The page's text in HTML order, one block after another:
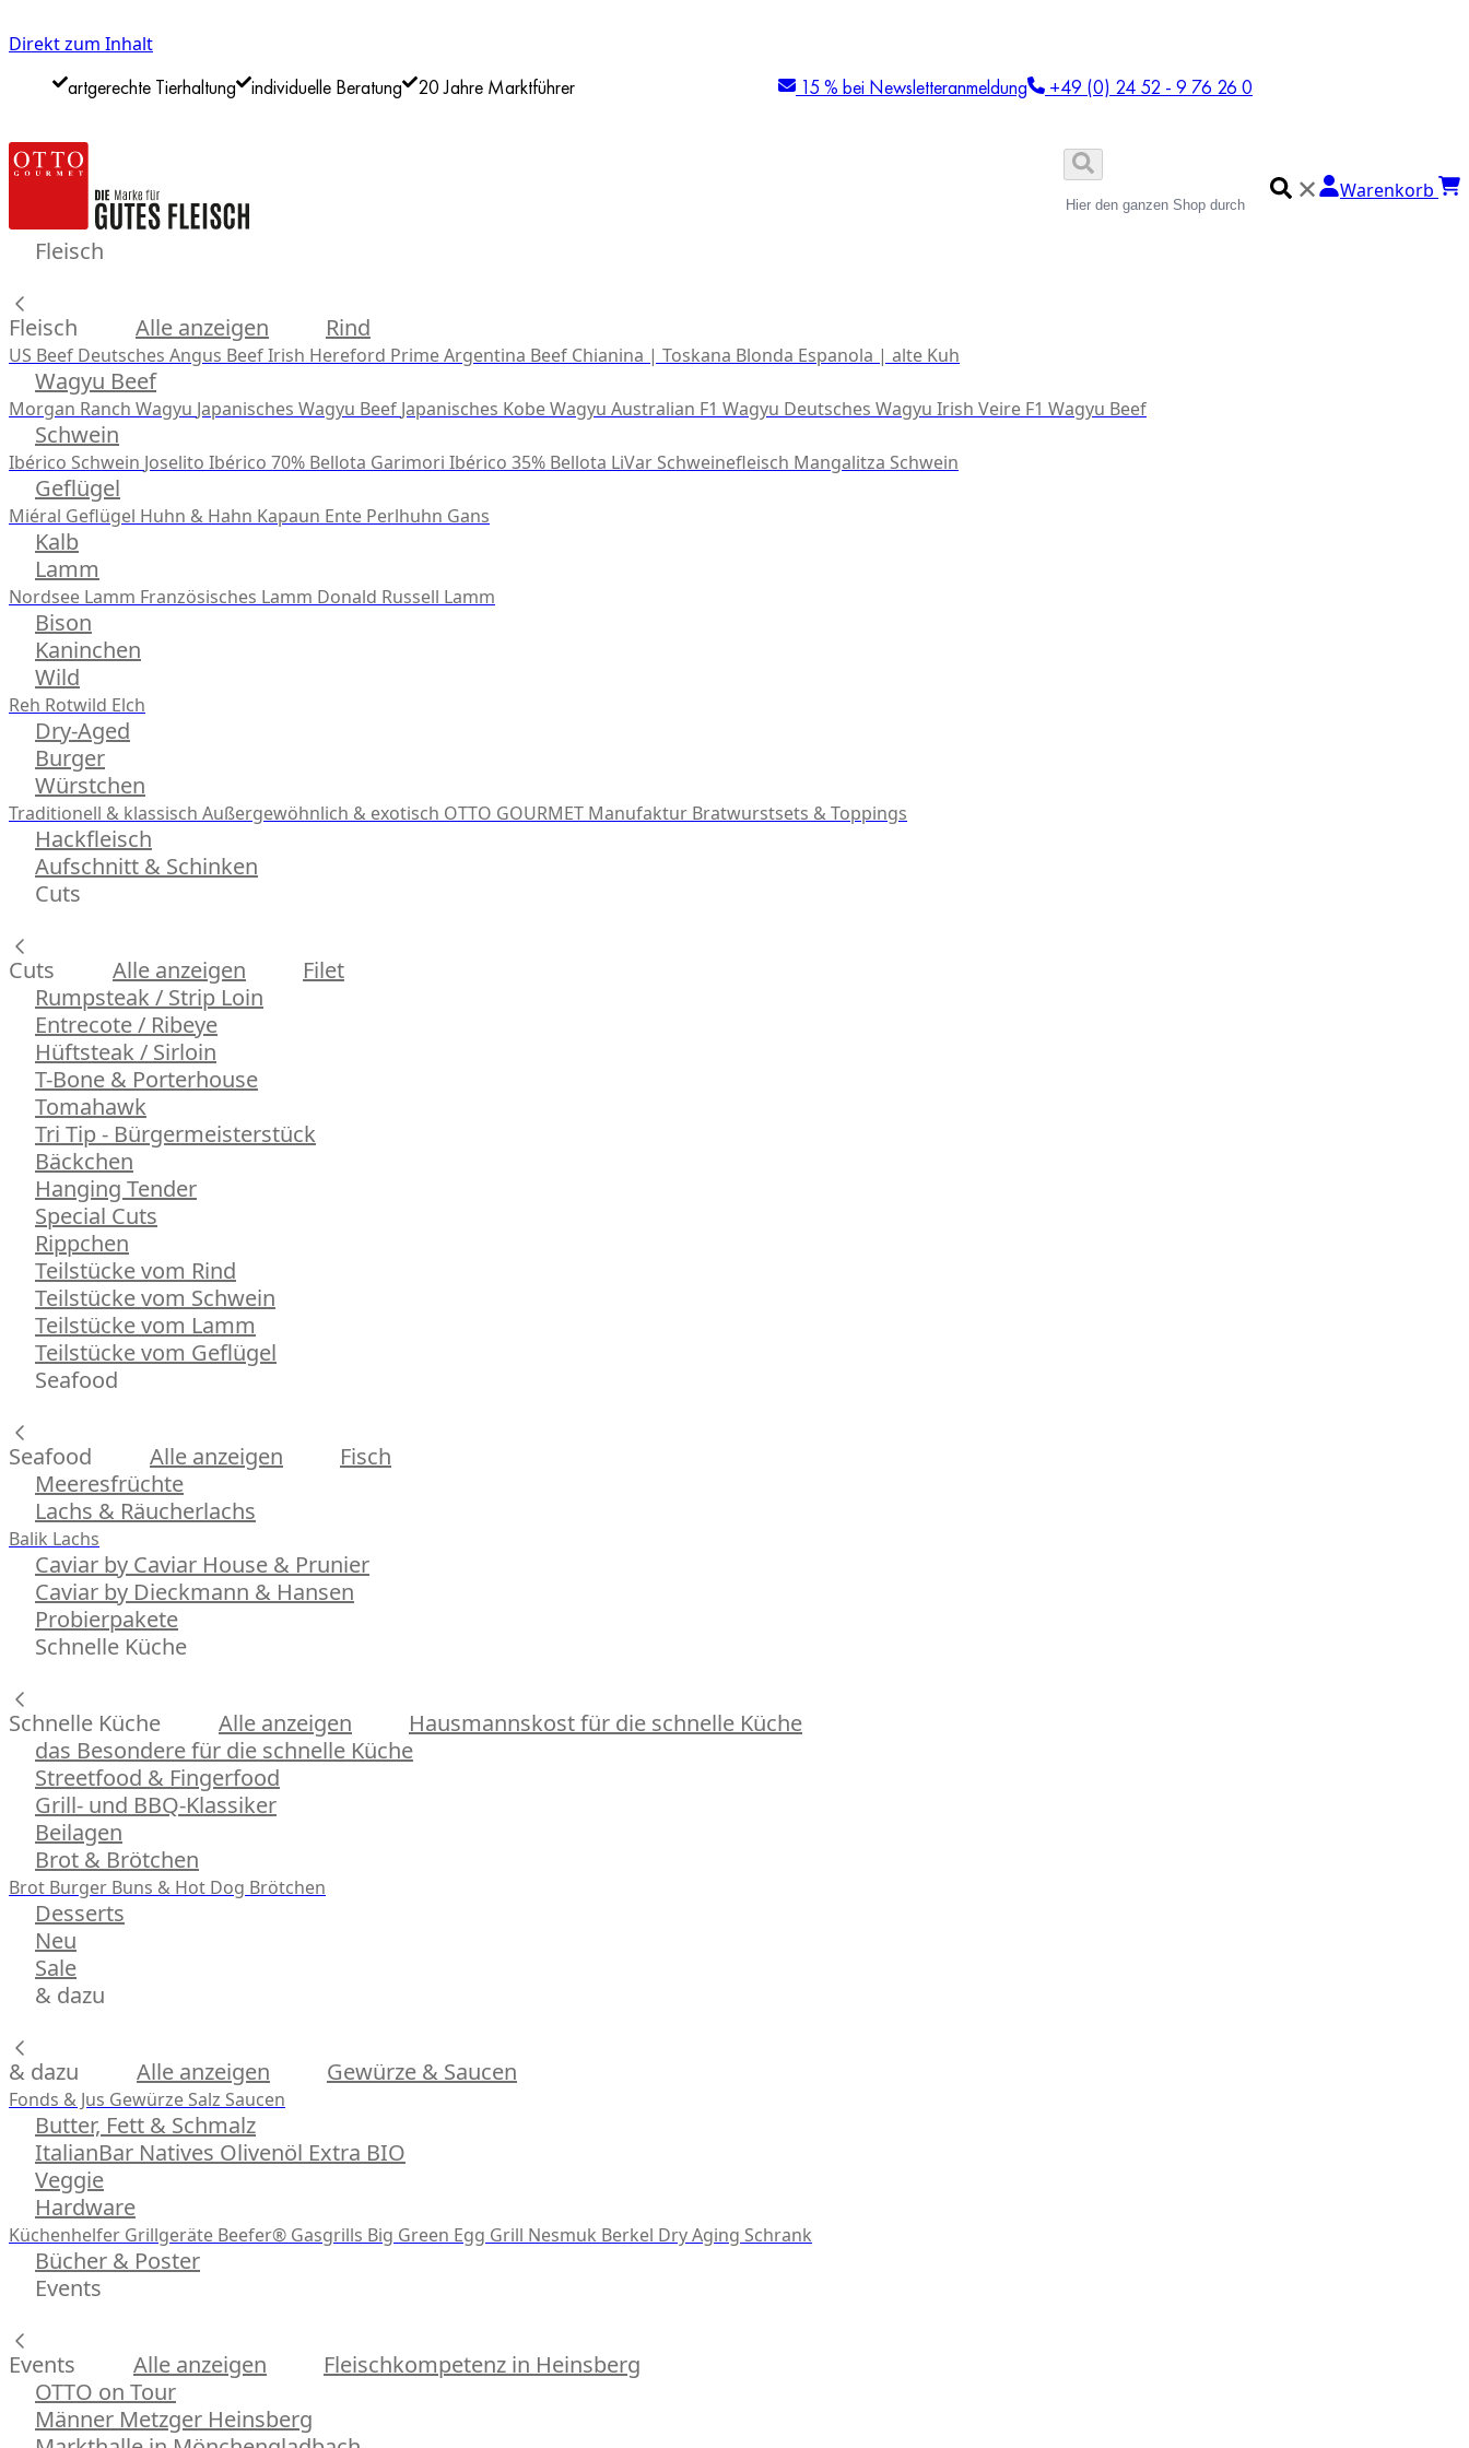
Direkt zum Inhalt
artgerechte Tierhaltung individuelle Beratung 20 Jahre Marktführer 15 % bei Newsletteranmeldung +49 (0) 24 52 - 9 76 26 0
✕ Warenkorb
Fleisch
Fleisch Alle anzeigen Rind
US Beef Deutsches Angus BeefIrish Hereford PrimeArgentina Beef Chianina | Toskana Blonda Espanola | alte Kuh
Wagyu Beef
Morgan Ranch Wagyu Japanisches Wagyu Beef Japanisches Kobe Wagyu Australian F1 Wagyu Deutsches Wagyu Irish Veire F1 Wagyu Beef
Schwein
Ibérico Schwein Joselito Ibérico 70% Bellota Garimori Ibérico 35% Bellota LiVar Schweinefleisch Mangalitza Schwein
Geflügel
Miéral Geflügel Huhn & Hahn Kapaun Ente Perlhuhn Gans
Kalb
Lamm
Nordsee Lamm Französisches Lamm Donald Russell Lamm
Bison
Kaninchen
Wild
Reh Rotwild Elch
Dry-Aged
Burger
Würstchen
Traditionell & klassisch Außergewöhnlich & exotisch OTTO GOURMET Manufaktur Bratwurstsets & Toppings
Hackfleisch
Aufschnitt & Schinken
Cuts
Cuts Alle anzeigen
Filet
Rumpsteak / Strip Loin
Entrecote / Ribeye
Hüftsteak / Sirloin
T-Bone & Porterhouse
Tomahawk
Tri Tip - Bürgermeisterstück
Bäckchen
Hanging Tender
Special Cuts
Rippchen
Teilstücke vom Rind
Teilstücke vom Schwein
Teilstücke vom Lamm
Teilstücke vom Geflügel
Seafood
Seafood Alle anzeigen
Fisch
Meeresfrüchte
Lachs & Räucherlachs
Balik Lachs
Caviar by Caviar House & Prunier
Caviar by Dieckmann & Hansen
Probierpakete
Schnelle Küche
Schnelle Küche Alle anzeigen
Hausmannskost für die schnelle Küche
das Besondere für die schnelle Küche
Streetfood & Fingerfood
Grill- und BBQ-Klassiker
Beilagen
Brot & Brötchen
Brot Burger Buns & Hot Dog Brötchen
Desserts
Neu
Sale
& dazu
& dazu Alle anzeigen Gewürze & Saucen
Fonds & Jus Gewürze Salz Saucen
Butter, Fett & Schmalz
ItalianBar Natives Olivenöl Extra BIO
Veggie
Hardware
Küchenhelfer Grillgeräte Beefer® Gasgrills Big Green Egg Grill Nesmuk Berkel Dry Aging Schrank
Bücher & Poster
Events
Events Alle anzeigen
Fleischkompetenz in Heinsberg
OTTO on Tour
Männer Metzger Heinsberg